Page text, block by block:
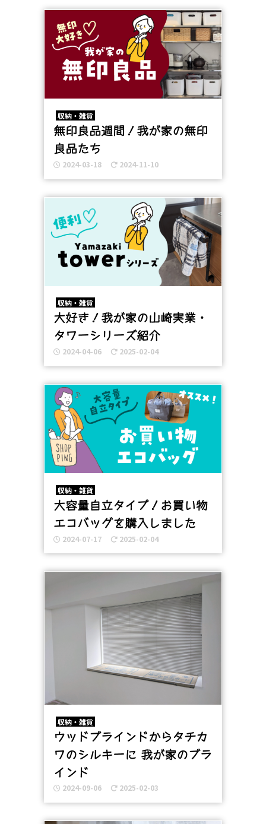
収納・雑貨
無印良品週間！我が家の無印
良品たち
2024-03-18 2024-11-10
収納・雑貨
大好き！我が家の山崎実業・
タワーシリーズ紹介
2024-04-06 2025-02-04
収納・雑貨
大容量自立タイプ！お買い物
エコバッグを購入しました
2024-07-17 2025-02-04
収納・雑貨
ウッドブラインドからタチカ
ワのシルキーに 我が家のブラ
インド
2024-09-06 2025-02-03